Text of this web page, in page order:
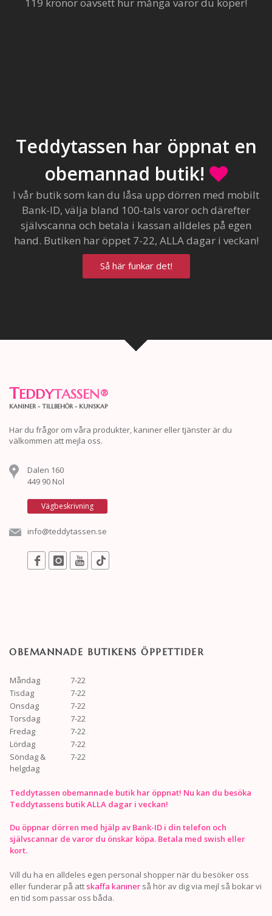
119 kronor oavsett hur många varor du köper!
Teddytassen har öppnat en
obemannad butik!
I vår butik som kan du låsa upp dörren med mobilt
Bank-ID, välja bland 100-tals varor och därefter
självscanna och betala i kassan alldeles på egen
hand. Butiken har öppet 7-22, ALLA dagar i veckan!
Så här funkar det!
TEDDYTASSEN®
KANINER - TILLBEHÖR - KUNSKAP
Har du frågor om våra produkter, kaniner eller tjänster är du
välkommen att mejla oss.
Dalen 160
449 90 Nol
Vägbeskrivning
info@teddytassen.se
OBEMANNADE BUTIKENS ÖPPETTIDER
Måndag
7-22
Tisdag
7-22
Onsdag
7-22
Torsdag
7-22
Fredag
7-22
Lördag
7-22
Söndag &
helgdag
7-22
Teddytassen obemannade butik har öppnat! Nu kan du besöka
Teddytassens butik ALLA dagar i veckan!
Du öppnar dörren med hjälp av Bank-ID i din telefon och
självscannar de varor du önskar köpa. Betala med swish eller
kort.
Vill du ha en alldeles egen personal shopper när du besöker oss
eller funderar på att skaffa kaniner så hör av dig via mejl så bokar vi
en tid som passar oss båda.